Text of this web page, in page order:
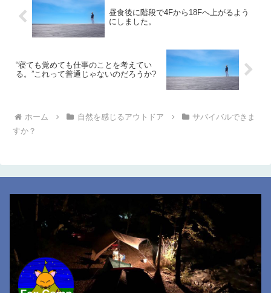
昼食後に階段で4Fから18Fへ上がるよう
にしました。
“寝ても覚めても仕事のことを考えてい
る。”これって普通じゃないのだろうか?
ホーム 自然を感じるアウトドア
サバイバルできま
すか？